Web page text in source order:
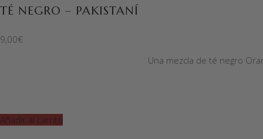
TÉ NEGRO – PAKISTANÍ
9,00€
Una mezcla de té negro
Añadir al carrito